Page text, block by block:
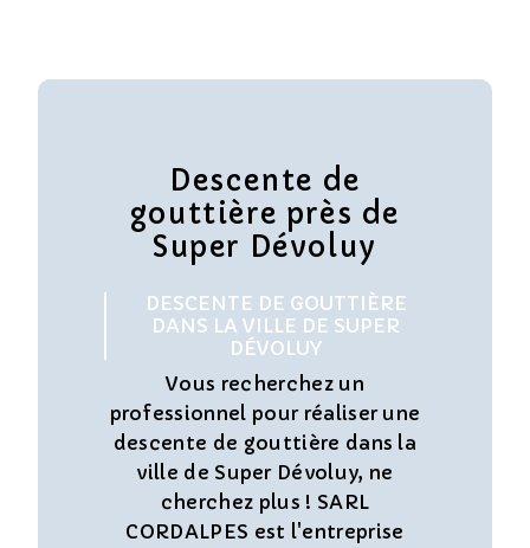
Descente de
gouttière près de
Super Dévoluy
DESCENTE DE GOUTTIÈRE
DANS LA VILLE DE SUPER
DÉVOLUY
Vous recherchez un
professionnel pour réaliser une
descente de gouttière dans la
ville de Super Dévoluy, ne
cherchez plus ! SARL
CORDALPES est l'entreprise